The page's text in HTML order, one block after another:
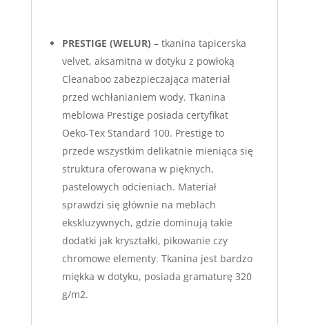
PRESTIGE (WELUR) – tkanina tapicerska
velvet, aksamitna w dotyku z powłoką
Cleanaboo zabezpieczająca materiał
przed wchłanianiem wody. Tkanina
meblowa Prestige posiada certyfikat
Oeko-Tex Standard 100. Prestige to
przede wszystkim delikatnie mieniąca się
struktura oferowana w pięknych,
pastelowych odcieniach. Materiał
sprawdzi się głównie na meblach
ekskluzywnych, gdzie dominują takie
dodatki jak kryształki, pikowanie czy
chromowe elementy. Tkanina jest bardzo
miękka w dotyku, posiada gramaturę 320
g/m2.